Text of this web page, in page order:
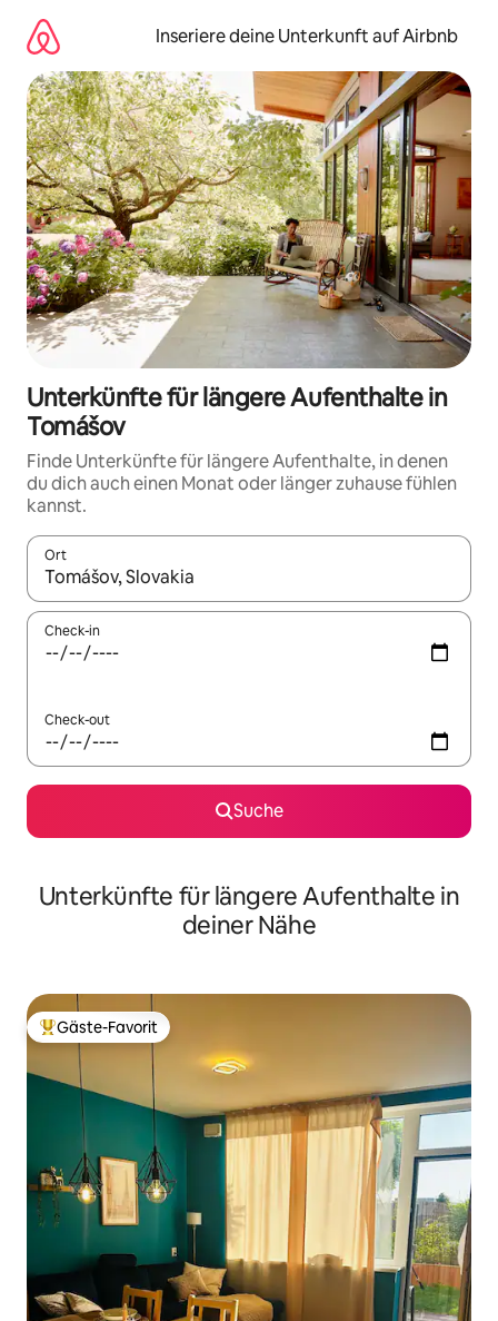
Inhalten
springen
Inseriere deine Unterkunft auf Airbnb
Unterkünfte für längere Aufenthalte in
Tomášov
Finde Unterkünfte für längere Aufenthalte, in denen
du dich auch einen Monat oder länger zuhause fühlen
kannst.
Ort
Wenn Ergebnisse verfügbar sind, navigiere mit den
Check-in
Check-out
Suche
Unterkünfte für längere Aufenthalte in
deiner Nähe
Beliebter Gäste-Favorit.
Gäste-Favorit